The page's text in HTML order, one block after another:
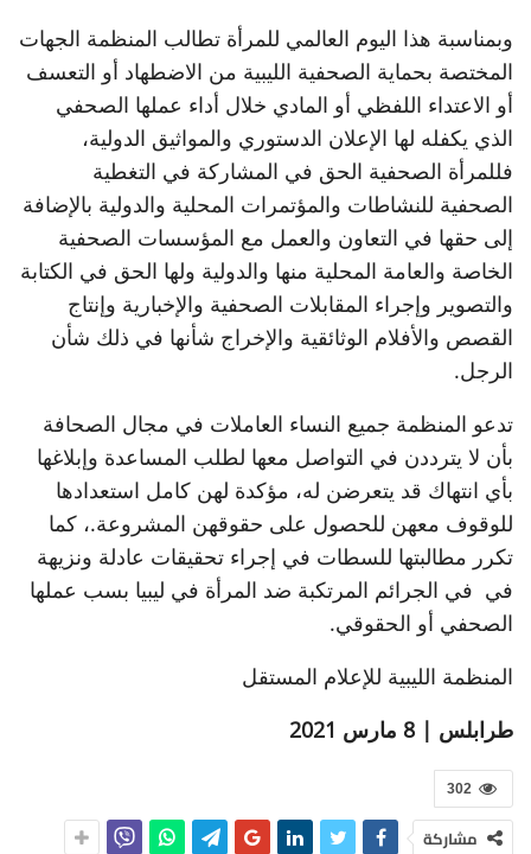
وبمناسبة هذا اليوم العالمي للمرأة تطالب المنظمة الجهات
المختصة بحماية الصحفية الليبية من الاضطهاد أو التعسف
أو الاعتداء اللفظي أو المادي خلال أداء عملها الصحفي
الذي يكفله لها الإعلان الدستوري والمواثيق الدولية،
فللمرأة الصحفية الحق في المشاركة في التغطية
الصحفية للنشاطات والمؤتمرات المحلية والدولية بالإضافة
إلى حقها في التعاون والعمل مع المؤسسات الصحفية
الخاصة والعامة المحلية منها والدولية ولها الحق في الكتابة
والتصوير وإجراء المقابلات الصحفية والإخبارية وإنتاج
القصص والأفلام الوثائقية والإخراج شأنها في ذلك شأن
الرجل.
تدعو المنظمة جميع النساء العاملات في مجال الصحافة
بأن لا يترددن في التواصل معها لطلب المساعدة وإبلاغها
بأي انتهاك قد يتعرضن له، مؤكدة لهن كامل استعدادها
للوقوف معهن للحصول على حقوقهن المشروعة.، كما
تكرر مطالبتها للسطات في إجراء تحقيقات عادلة ونزيهة
في في الجرائم المرتكبة ضد المرأة في ليبيا بسب عملها
الصحفي أو الحقوقي.
المنظمة الليبية للإعلام المستقل
طرابلس | 8 مارس 2021
302
مشاركة